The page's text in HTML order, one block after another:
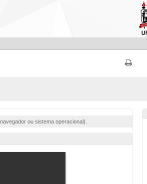
ou sistema operacional).